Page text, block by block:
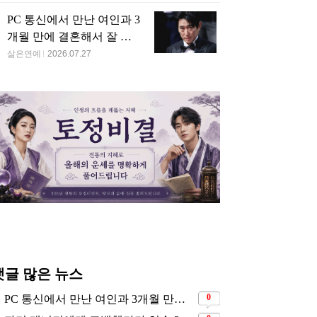
PC 통신에서 만난 여인과 3
개월 만에 결혼해서 잘 살
고 있는 배우
삶은연예 2026.07.27
글 많은 뉴스
PC 통신에서 만난 여인과 3개월 만에 결혼해서 잘 살고 있는 배우 0